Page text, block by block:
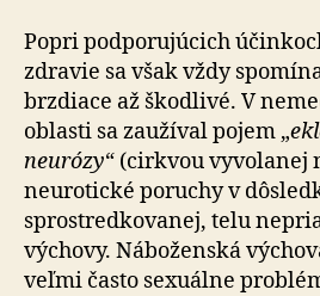
Popri podporujúcich
zdravie sa však vždy
brzdiace až škodlivé. V
oblasti sa zaužíval pojem „
neurózy“ (cirkvou vyvolanej
neurotické poruchy v
sprostredkovanej, telu
výchovy. Náboženská
veľmi často sexuálne